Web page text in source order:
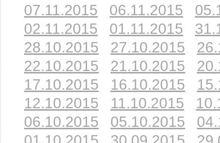
07.11.2015
06.11.2015
02.11.2015
01.11.2015
28.10.2015
27.10.2015
22.10.2015
21.10.2015
17.10.2015
16.10.2015
12.10.2015
11.10.2015
06.10.2015
05.10.2015